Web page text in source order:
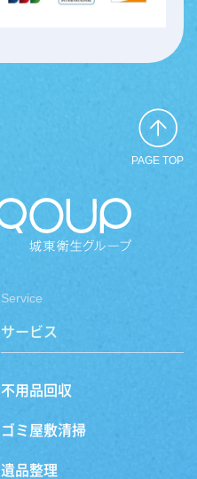
PAGE TOP
Service
サービス
不用品回収
ゴミ屋敷清掃
遺品整理